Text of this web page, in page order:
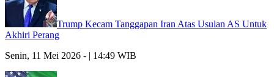
Trump Kecam Tanggapan Iran Atas Usulan AS Untuk
Akhiri Perang
Senin, 11 Mei 2026 - | 14:49 WIB